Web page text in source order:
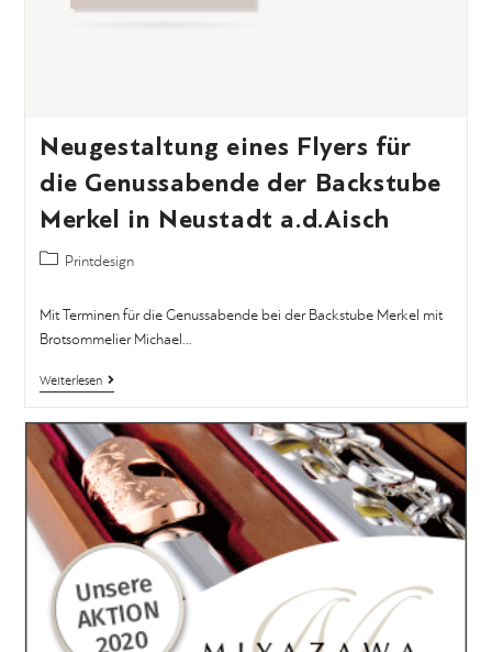
Neugestaltung eines Flyers für
die Genussabende der Backstube
Merkel in Neustadt a.d.Aisch
Printdesign
Mit Terminen für die Genussabende bei der Backstube Merkel mit
Brotsommelier Michael…
Weiterlesen